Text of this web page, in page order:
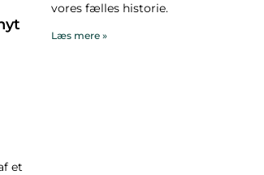
et
vores fælles historie.
Læs mere »